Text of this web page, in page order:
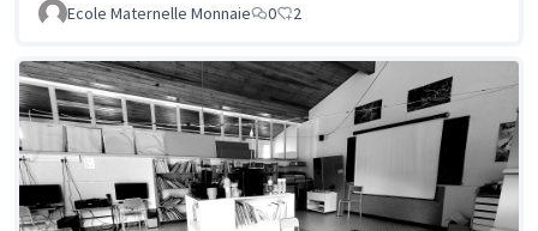
Ecole Maternelle Monnaie
0 2